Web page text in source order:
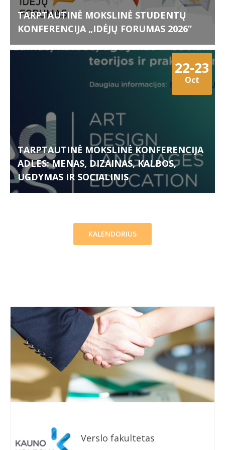
TARPTAUTINĖ MOKSLINĖ STUDENTŲ
KONFERENCIJA „IDĖJŲ FORUMAS 2026”
22-23
Oct
TARPTAUTINĖ MOKSLINĖ KONFERENCIJA
ADLES: MENAS, DIZAINAS, KALBOS,
UGDYMAS IR SOCIALINIS
KALENDORIUS
Verslo fakultetas